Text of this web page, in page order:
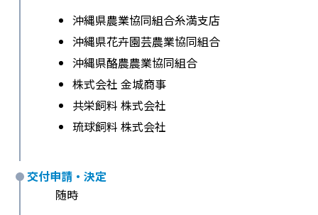
沖縄県農業協同組合糸満支店
沖縄県花卉園芸農業協同組合
沖縄県酪農農業協同組合
株式会社 金城商事
共栄飼料 株式会社
琉球飼料 株式会社
交付申請・決定
随時